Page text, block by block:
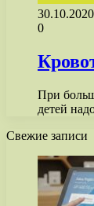
30.10.2020
0
При
детей
Свежие записи